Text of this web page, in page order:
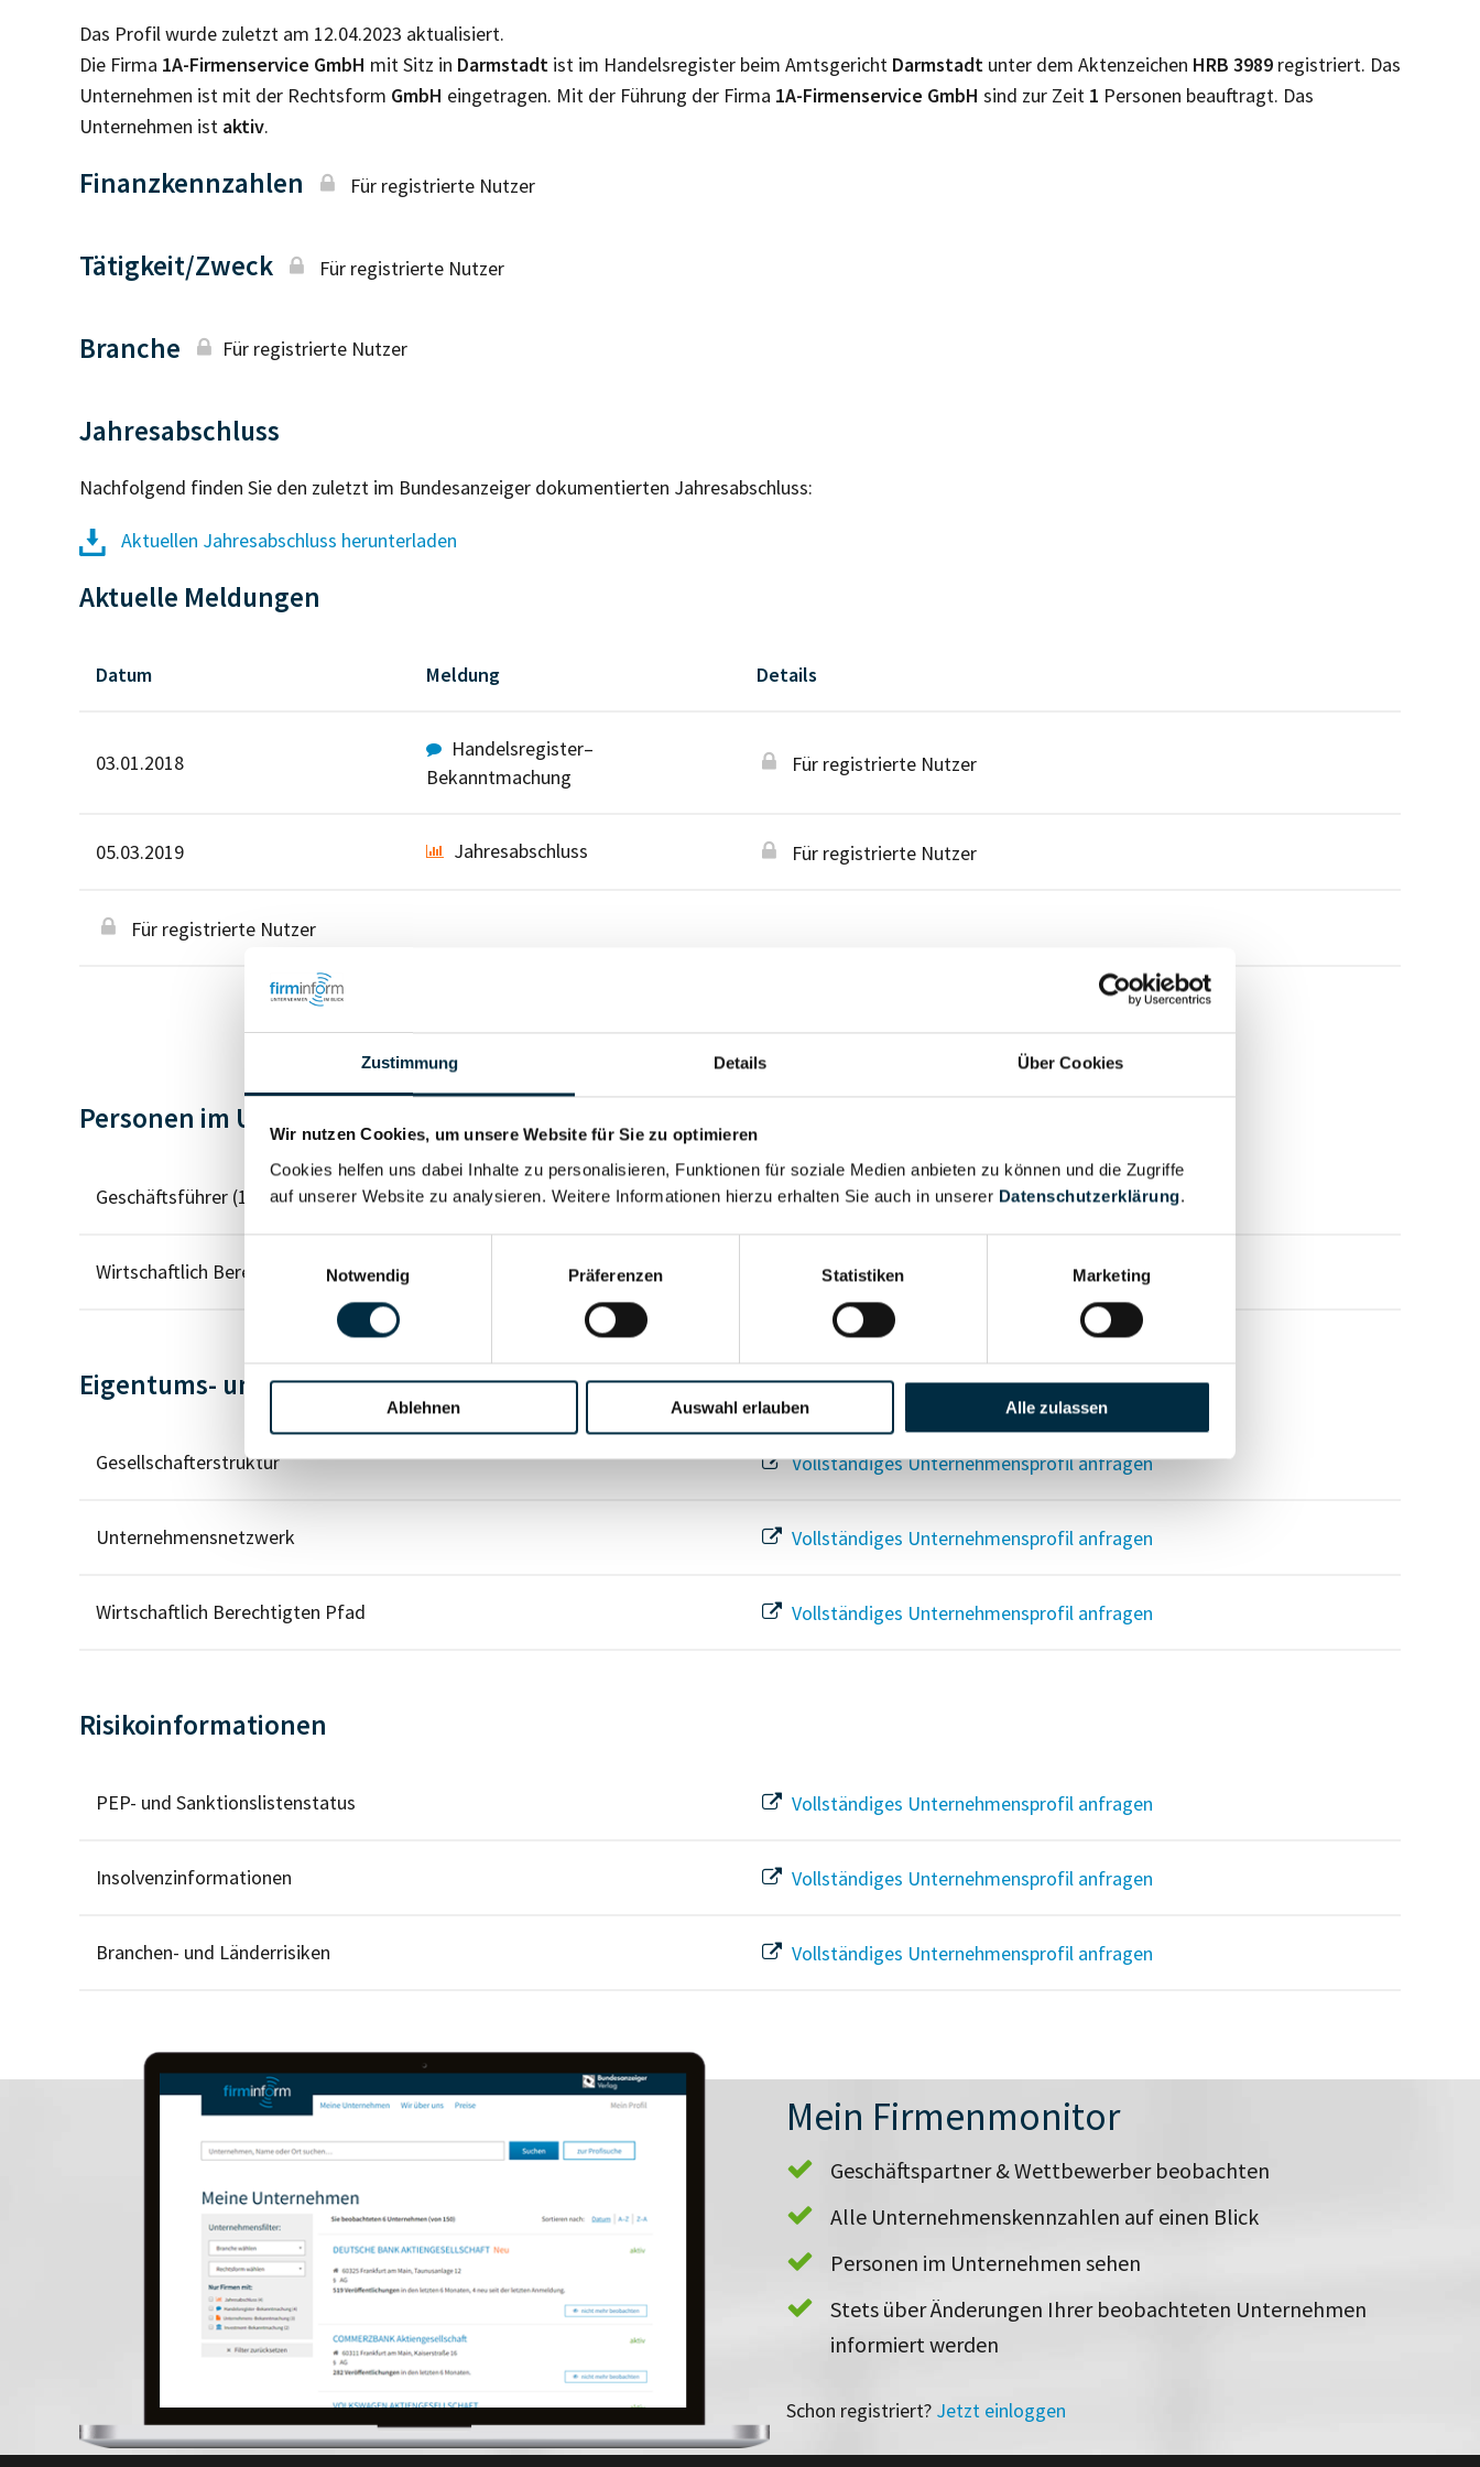
Zustimmung Details Über Cookies
Wir nutzen Cookies, um unsere Website für Sie zu optimieren
Cookies helfen uns dabei Inhalte zu personalisieren, Funktionen für soziale Medien anbieten zu können und die Zugriffe
auf unserer Website zu analysieren. Weitere Informationen hierzu erhalten Sie auch in unserer Datenschutzerklärung.
Notwendig
Präferenzen Statistiken Marketing
Ablehnen Auswahl erlauben Alle zulassen
Das Profil wurde zuletzt am 12.04.2023 aktualisiert.
Die Firma 1A-Firmenservice GmbH mit Sitz in Darmstadt ist im Handelsregister beim Amtsgericht Darmstadt unter dem Aktenzeichen HRB 3989 registriert. Das
Unternehmen ist mit der Rechtsform GmbH eingetragen. Mit der Führung der Firma 1A-Firmenservice GmbH sind zur Zeit 1 Personen beauftragt. Das
Unternehmen ist aktiv.
Finanzkennzahlen Für registrierte Nutzer
Tätigkeit/Zweck Für registrierte Nutzer
Branche Für registrierte Nutzer
Jahresabschluss
Nachfolgend finden Sie den zuletzt im Bundesanzeiger dokumentierten Jahresabschluss:
Aktuellen Jahresabschluss herunterladen
Aktuelle Meldungen
Datum Meldung Details
03.01.2018
Handelsregister–
Bekanntmachung
Für registrierte Nutzer
05.03.2019 Jahresabschluss Für registrierte Nutzer
Für registrierte Nutzer
Personen im Unternehmen
Geschäftsführer (1) Für registrierte Nutzer
Wirtschaftlich Berechtigter Vollständiges Unternehmensprofil anfragen
Eigentums- und Kontrollstruktur
Gesellschafterstruktur Vollständiges Unternehmensprofil anfragen
Unternehmensnetzwerk Vollständiges Unternehmensprofil anfragen
Wirtschaftlich Berechtigten Pfad Vollständiges Unternehmensprofil anfragen
Risikoinformationen
PEP- und Sanktionslistenstatus Vollständiges Unternehmensprofil anfragen
Insolvenzinformationen Vollständiges Unternehmensprofil anfragen
Branchen- und Länderrisiken Vollständiges Unternehmensprofil anfragen
Mein Firmenmonitor
Geschäftspartner & Wettbewerber beobachten
Alle Unternehmenskennzahlen auf einen Blick
Personen im Unternehmen sehen
Stets über Änderungen Ihrer beobachteten Unternehmen
informiert werden
Schon registriert? Jetzt einloggen